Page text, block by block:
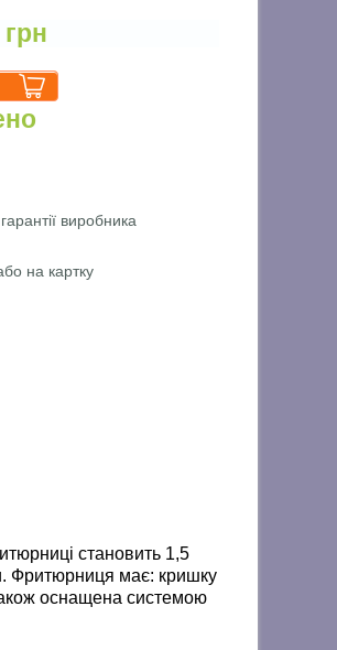
виробника
на картку
становить 1,5
Фритюрниця має: кришку
оснащена системою